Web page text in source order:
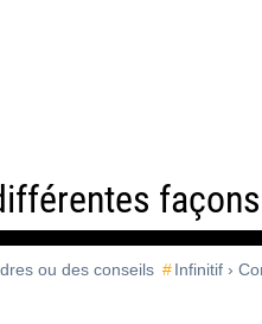
ou des conseils
Infinitif ›